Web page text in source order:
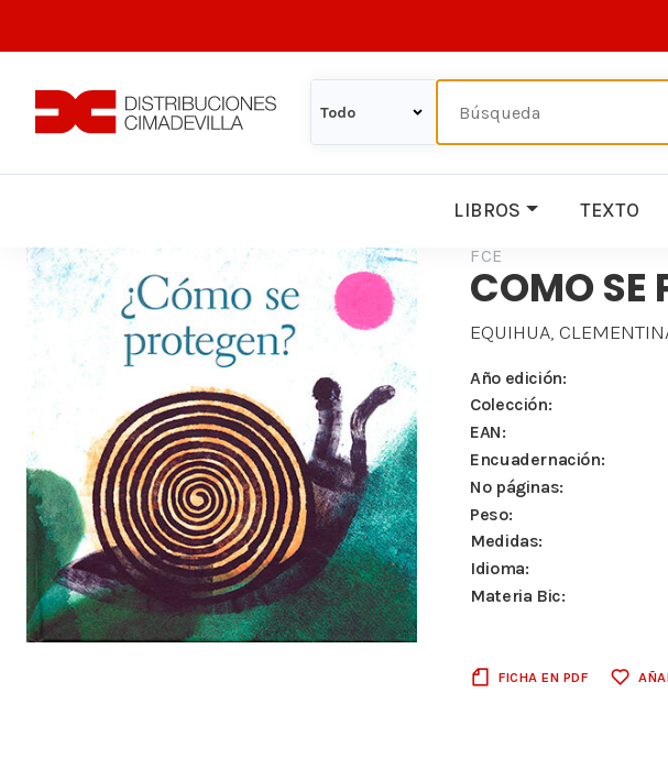
LIBROS TEXTO
FCE
COMO SE
EQUIHUA,
Año edición:
Colección:
EAN:
Encuadernación:
Nº páginas:
Peso:
Medidas:
Idioma:
Materia Bic:
FICHA EN PDF